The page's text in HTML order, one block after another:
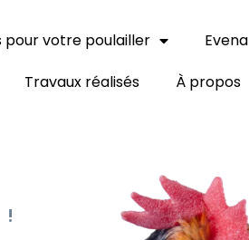
pour votre poulailler Evena
Travaux réalisés À propos